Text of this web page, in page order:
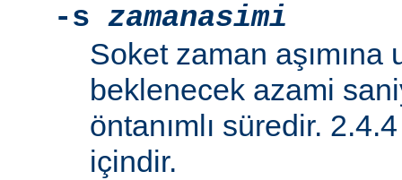
-s zamanasimi
Soket zaman
beklenecek azami
öntanımlı süredir.
içindir.